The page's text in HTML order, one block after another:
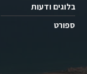
בלוגים ודעות
ספורט